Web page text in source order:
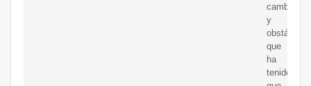
cambios
y
obstáculos
que
ha
tenido